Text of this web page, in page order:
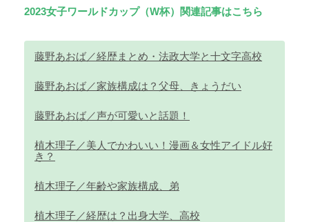
2023女子ワールドカップ（W杯）関連記事はこちら
藤野あおば／経歴まとめ・法政大学と十文字高校
藤野あおば／家族構成は？父母、きょうだい
藤野あおば／声が可愛いと話題！
植木理子／美人でかわいい！漫画＆女性アイドル好
き？
植木理子／年齢や家族構成、弟
植木理子／経歴は？出身大学、高校